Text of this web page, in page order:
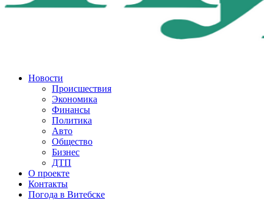
Новости
Происшествия
Экономика
Финансы
Политика
Авто
Общество
Бизнес
ДТП
О проекте
Контакты
Погода в Витебске